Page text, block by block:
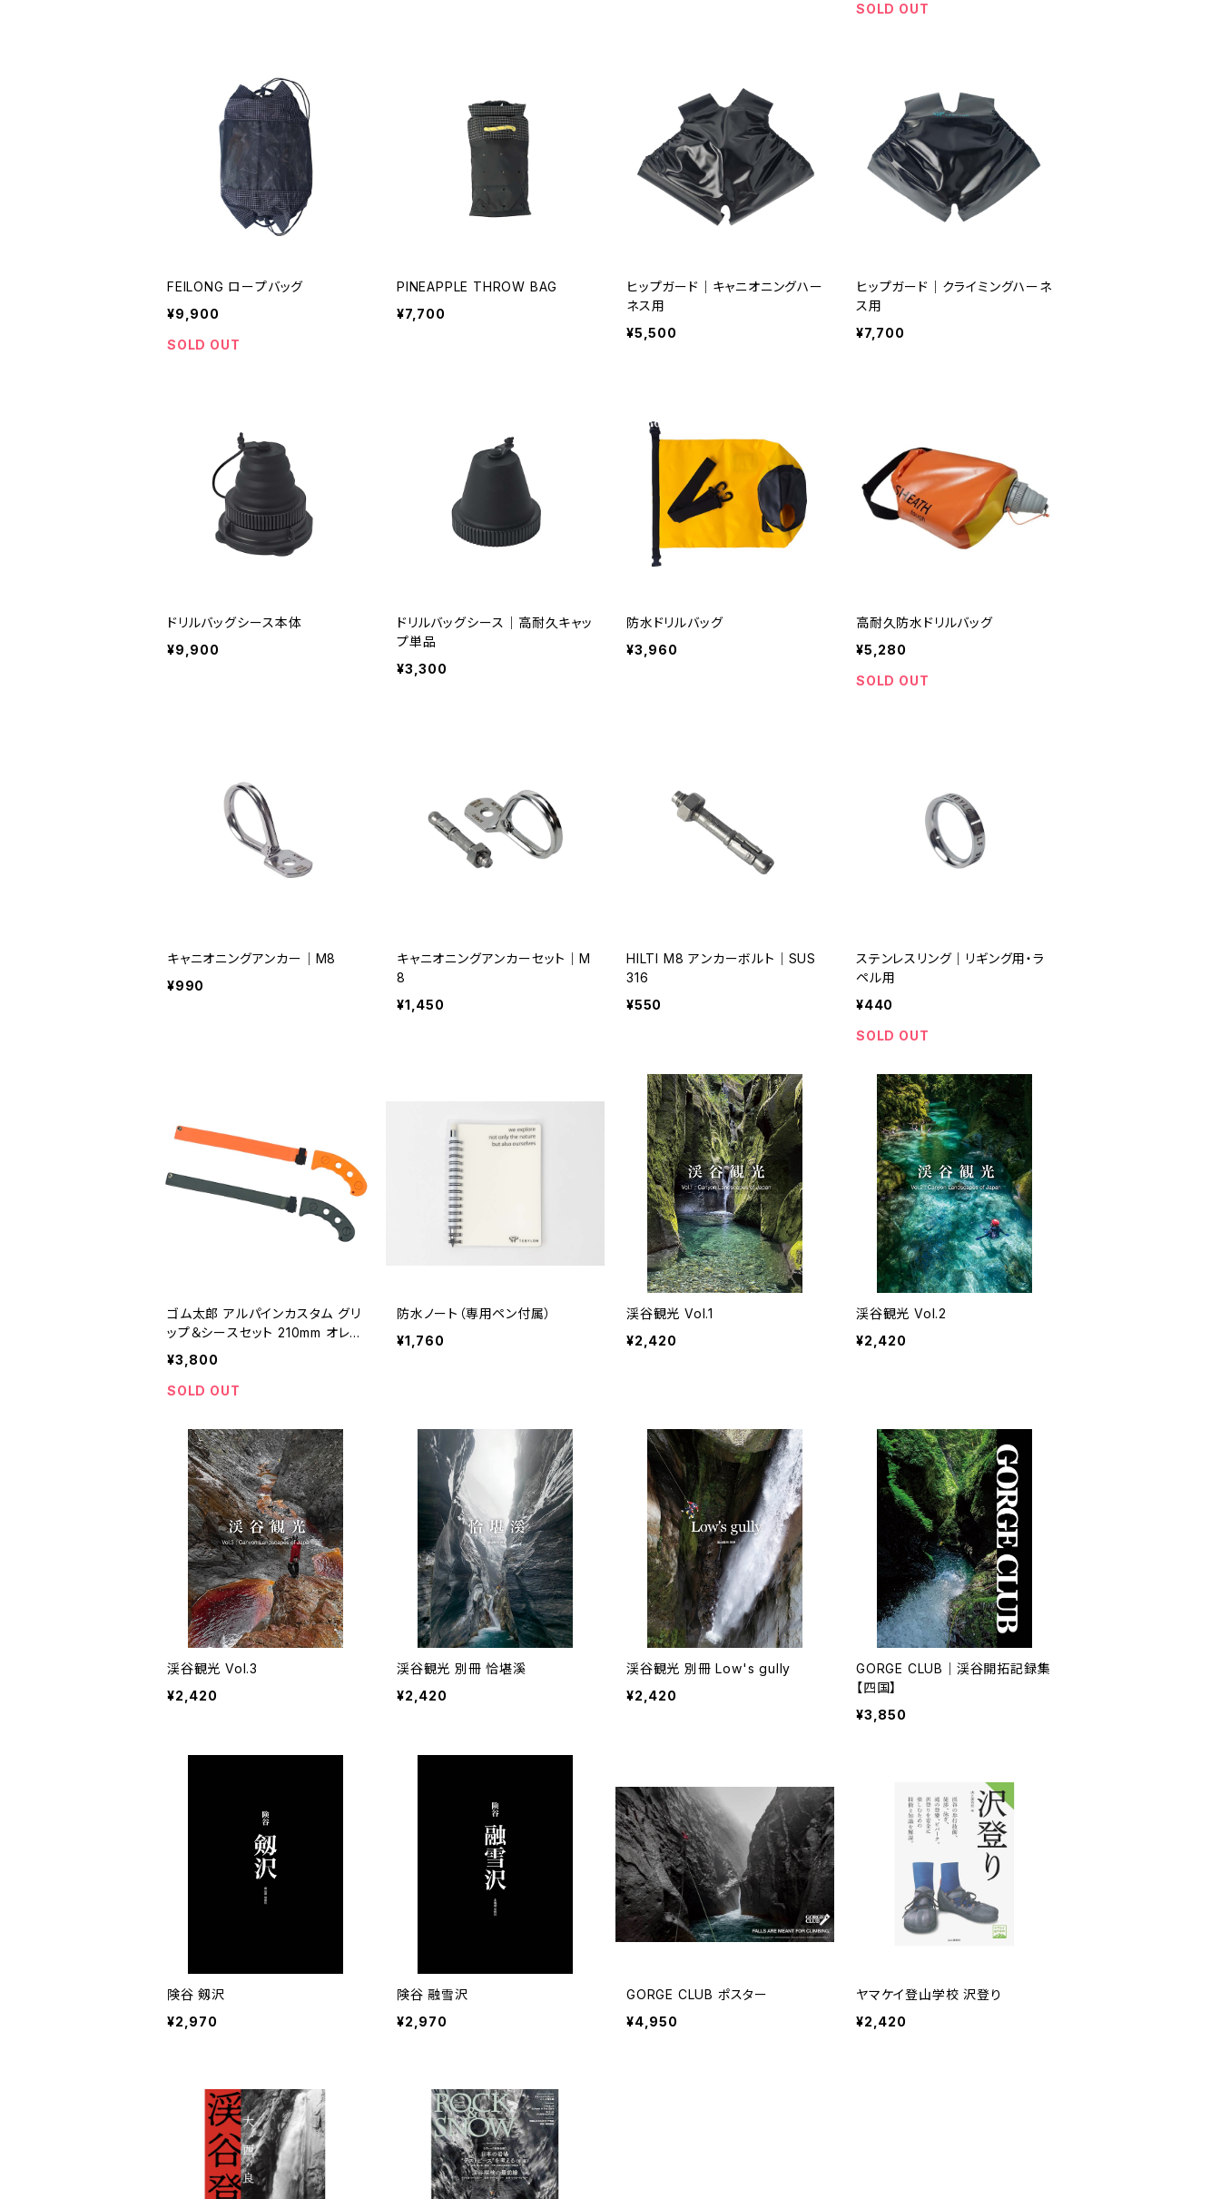
SOLD OUT
FEILONG ロープバッグ
¥9,900
SOLD OUT
PINEAPPLE THROW BAG
¥7,700
ヒップガード｜キャニオニングハー
ネス用
¥5,500
ヒップガード｜クライミングハーネ
ス用
¥7,700
ドリルバッグシース本体
¥9,900
ドリルバッグシース｜高耐久キャッ
プ単品
¥3,300
防水ドリルバッグ
¥3,960
高耐久防水ドリルバッグ
¥5,280
SOLD OUT
キャニオニングアンカー｜M8
¥990
キャニオニングアンカーセット｜M
8
¥1,450
HILTI M8 アンカーボルト｜SUS
316
¥550
ステンレスリング｜リギング用・ラ
ペル用
¥440
SOLD OUT
ゴム太郎 アルパインカスタム グリ
ップ＆シースセット 210mm オレン
ジ
¥3,800
SOLD OUT
防水ノート（専用ペン付属）
¥1,760
渓谷観光 Vol.1
¥2,420
渓谷観光 Vol.2
¥2,420
渓谷観光 Vol.3
¥2,420
渓谷観光 別冊 恰堪溪
¥2,420
渓谷観光 別冊 Low's gully
¥2,420
GORGE CLUB｜渓谷開拓記録集
【四国】
¥3,850
険谷 剱沢
¥2,970
険谷 融雪沢
¥2,970
GORGE CLUB ポスター
¥4,950
ヤマケイ登山学校 沢登り
¥2,420